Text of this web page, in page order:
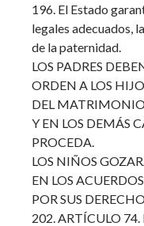
196. El Estado
legales adecuados,
de la paternidad.
LOS PADRES
ORDEN A LOS
DEL
Y EN LOS DEMÁS
PROCEDA.
LOS NIÑOS
EN LOS
POR SUS
202. ARTÍCULO 74.